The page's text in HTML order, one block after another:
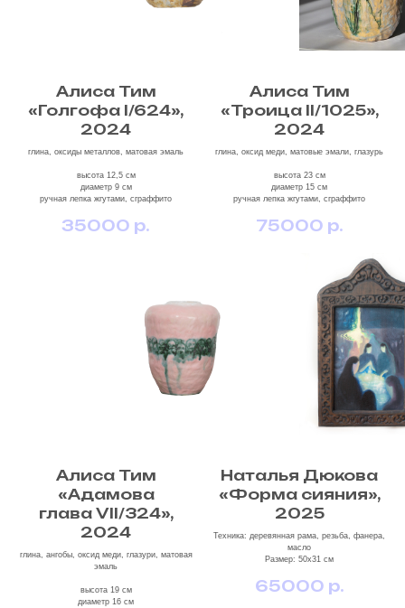
Алиса Тим
«Голгофа I/624»,
2024
глина, оксиды металлов, матовая эмаль
высота 12,5 см
диаметр 9 см
ручная лепка жгутами, сграффито
35000 р.
Алиса Тим
«Троица II/1025»,
2024
глина, оксид меди, матовые эмали, глазурь
высота 23 см
диаметр 15 см
ручная лепка жгутами, сграффито
75000 р.
Алиса Тим
«Адамова
глава VII/324»,
2024
глина, ангобы, оксид меди, глазури, матовая
эмаль
высота 19 см
диаметр 16 см
Наталья Дюкова
«Форма сияния»,
2025
Техника: деревянная рама, резьба, фанера,
масло
Размер: 50х31 см
65000 р.